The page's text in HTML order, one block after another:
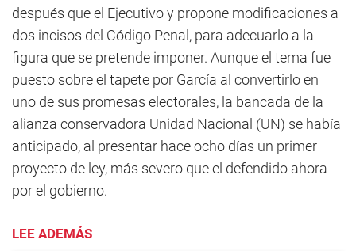
después que el Ejecutivo y propone modificaciones a
dos incisos del Código Penal, para adecuarlo a la
figura que se pretende imponer. Aunque el tema fue
puesto sobre el tapete por García al convertirlo en
uno de sus promesas electorales, la bancada de la
alianza conservadora Unidad Nacional (UN) se había
anticipado, al presentar hace ocho días un primer
proyecto de ley, más severo que el defendido ahora
por el gobierno.
LEE ADEMÁS